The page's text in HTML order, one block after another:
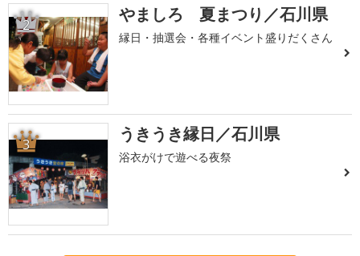
2 やましろ 夏まつり／石川県
縁日・抽選会・各種イベント盛りだくさん
3 うきうき縁日／石川県
浴衣がけで遊べる夜祭